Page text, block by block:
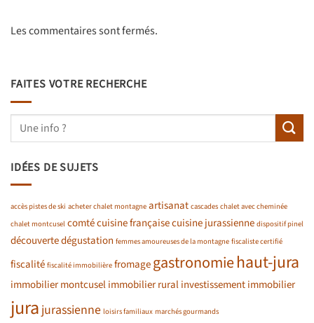
Les commentaires sont fermés.
FAITES VOTRE RECHERCHE
IDÉES DE SUJETS
accès pistes de ski acheter chalet montagne artisanat cascades chalet avec cheminée
chalet montcusel comtécuisine françaisecuisine jurassienne dispositif pinel
découvertedégustation femmes amoureuses de la montagne fiscaliste certifié
fiscalité fiscalité immobilière fromagegastronomiehaut-jura
immobilier montcuselimmobilier ruralinvestissement immobilier
jura jurassienne loisirs familiaux marchés gourmands